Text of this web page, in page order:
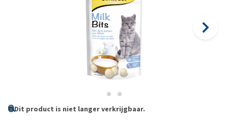
Dit product is niet langer verkrijgbaar.